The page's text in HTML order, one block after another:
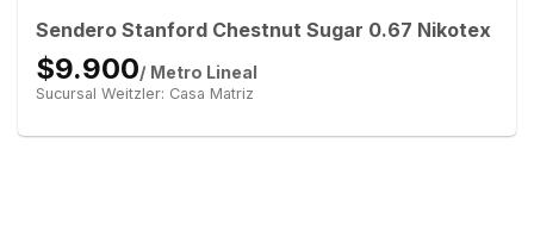
Sendero Stanford Chestnut Sugar 0.67 Nikotex
$9.900/ Metro Lineal
Sucursal Weitzler: Casa Matriz